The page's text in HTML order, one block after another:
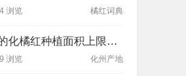
浏览 橘红词典
化州的化橘红种植面积上限在哪里？
浏览 化州产地